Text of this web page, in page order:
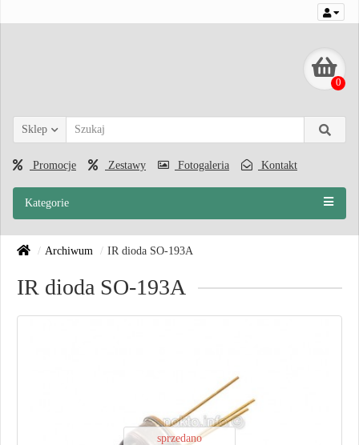
0
Sklep
Promocje Zestawy Fotogaleria Kontakt
Kategorie
Archiwum IR dioda SO-193A
IR dioda SO-193A
sprzedano